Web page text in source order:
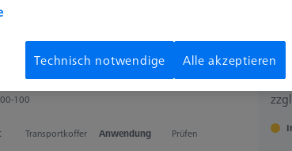
für KMG-Check
100
Transportkoffer Anwendung Prüfen
Technisch notwendige Alle akzeptieren